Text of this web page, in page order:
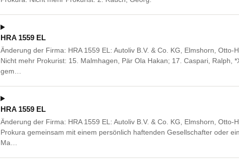
HRA 1559 EL
Änderung der Firma: HRA 1559 EL: Autoliv B.V. & Co. KG, Elmshorn, Otto-
Nicht mehr Prokurist: 15. Malmhagen, Pär Ola Hakan; 17. Caspari, Ralph,
gem…
HRA 1559 EL
Änderung der Firma: HRA 1559 EL: Autoliv B.V. & Co. KG, Elmshorn, Otto-
Prokura gemeinsam mit einem persönlich haftenden Gesellschafter oder
Ma…